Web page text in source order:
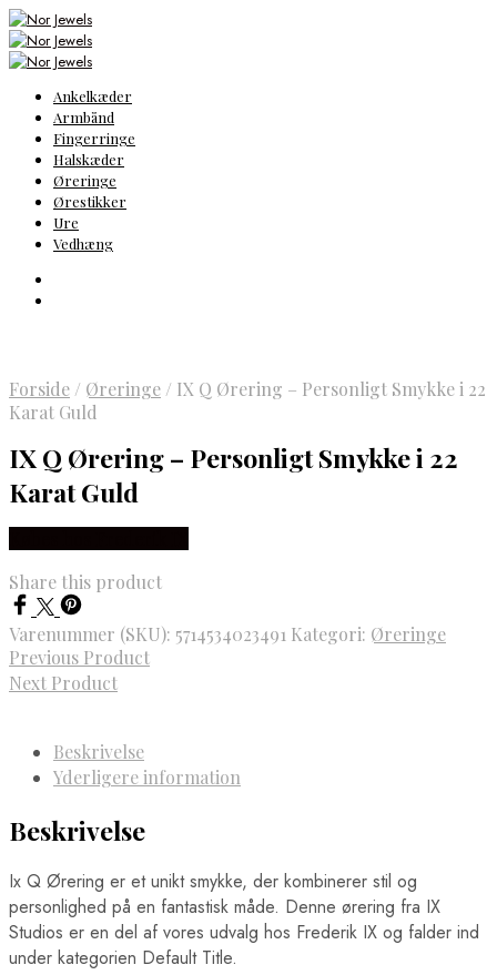
Ankelkæder
Armbånd
Fingerringe
Halskæder
Øreringe
Ørestikker
Ure
Vedhæng
Forside / Øreringe / IX Q Ørering – Personligt Smykke i 22
Karat Guld
IX Q Ørering – Personligt Smykke i 22
Karat Guld
Share this product
Varenummer (SKU): 5714534023491 Kategori: Øreringe
Previous Product
Next Product
Beskrivelse
Yderligere information
Beskrivelse
Ix Q Ørering er et unikt smykke, der kombinerer stil og
personlighed på en fantastisk måde. Denne ørering fra IX
Studios er en del af vores udvalg hos Frederik IX og falder ind
under kategorien Default Title.